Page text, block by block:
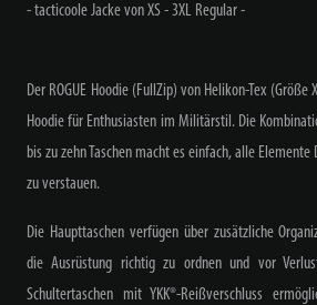
- tacticoole Jacke von XS - 3XL Regular -
Der ROGUE Hoodie (FullZip) von Helikon-Tex
Hoodie für Enthusiasten im Militärstil. Die
bis zu zehn Taschen macht es einfach, alle Elemente
zu verstauen.
Die Haupttaschen verfügen über zusätzliche
die Ausrüstung richtig zu ordnen und vor
Schultertaschen mit YKK®-Reißverschluss